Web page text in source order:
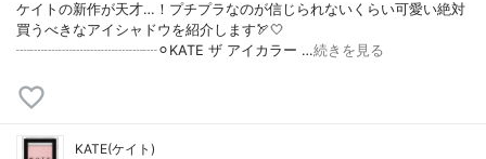
ケイトの新作が天才…！プチプラなのが信じられないくらい可愛い絶対
買うべきなアイシャドウを紹介します🏹🤍
┈┈┈┈┈┈┈┈┈┈⚪︎KATE ザ アイカラー …続きを見る
KATE(ケイト)